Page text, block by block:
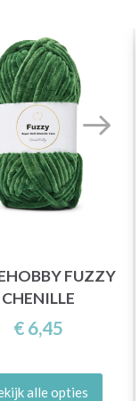
FUZZY
CHENILLE
€ 6,45
alle opties